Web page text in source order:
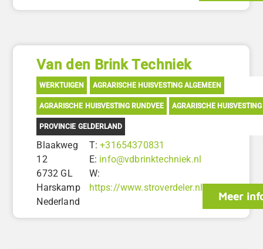
Van den Brink Techniek
WERKTUIGEN AGRARISCHE HUISVESTING ALGEMEEN
AGRARISCHE HUISVESTING RUNDVEE AGRARISCHE
PROVINCIE GELDERLAND
Blaakweg
12
6732 GL
Harskamp
Nederland
T:+31654370831
E: info@vdbrinktechniek.nl
W:
https://www.stroverdeler.nl
Meer